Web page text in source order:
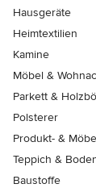
Hausgeräte
Heimtextilien
Kamine
Möbel &
Parkett &
Polsterer
Produkt- &
Teppich &
Baustoffe